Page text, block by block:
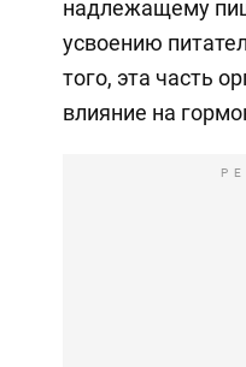
надлежащему
усвоению
того, эта часть
влияние на